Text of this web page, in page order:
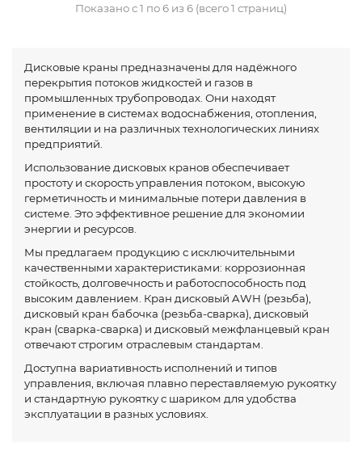
Показано с 1 по 6 из 6 (всего 1 страниц)
Дисковые краны предназначены для надёжного
перекрытия потоков жидкостей и газов в
промышленных трубопроводах. Они находят
применение в системах водоснабжения, отопления,
вентиляции и на различных технологических линиях
предприятий.
Использование дисковых кранов обеспечивает
простоту и скорость управления потоком, высокую
герметичность и минимальные потери давления в
системе. Это эффективное решение для экономии
энергии и ресурсов.
Мы предлагаем продукцию с исключительными
качественными характеристиками: коррозионная
стойкость, долговечность и работоспособность под
высоким давлением. Кран дисковый AWH (резьба),
дисковый кран бабочка (резьба-сварка), дисковый
кран (сварка-сварка) и дисковый межфланцевый кран
отвечают строгим отраслевым стандартам.
Доступна вариативность исполнений и типов
управления, включая плавно переставляемую рукоятку
и стандартную рукоятку с шариком для удобства
эксплуатации в разных условиях.